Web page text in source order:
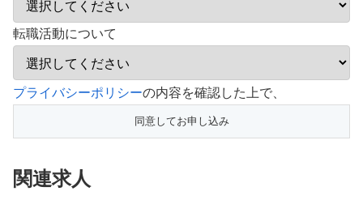
転職活動について
こ
フ
ー
プライバシーポリシーの内容を確認した上で、
関連求人